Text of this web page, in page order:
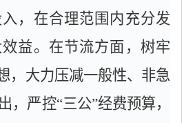
，在合理范围内充分发
益。在节流方面，树牢
，大力压减一般性、非急
，严控“三公”经费预算，